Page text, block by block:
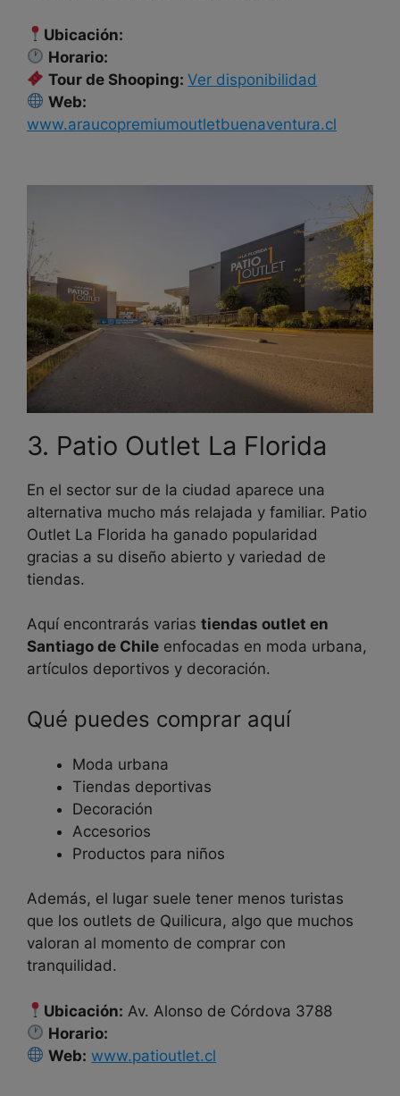
Ubicación:
Horario:
Tour de Shooping:Ver disponibilidad
Web:
www.araucopremiumoutletbuenaventura.cl
3. Patio Outlet La Florida
En el sector sur de la ciudad aparece una
alternativa mucho más relajada y familiar. Patio
Outlet La Florida ha ganado popularidad
gracias a su diseño abierto y variedad de
tiendas.
Aquí encontrarás varias tiendas outlet en
Santiago de Chile enfocadas en moda urbana,
artículos deportivos y decoración.
Qué puedes comprar aquí
Moda urbana
Tiendas deportivas
Decoración
Accesorios
Productos para niños
Además, el lugar suele tener menos turistas
que los outlets de Quilicura, algo que muchos
valoran al momento de comprar con
tranquilidad.
Ubicación: Av. Alonso de Córdova 3788
Horario:
Web: www.patioutlet.cl